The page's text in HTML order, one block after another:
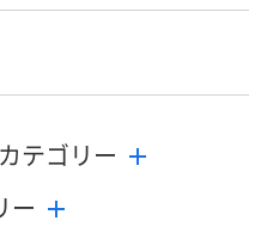
テゴリー
ー